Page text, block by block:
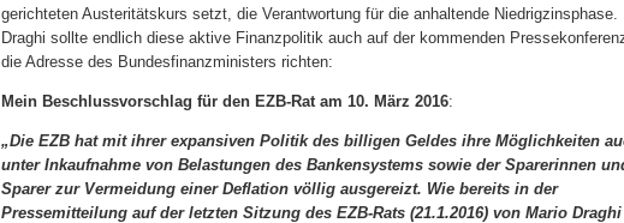
gerichteten Austeritätskurs setzt, die Verantwortung für die anhaltende Niedrigzinsphase.
Draghi sollte endlich diese aktive Finanzpolitik auch auf der kommenden
die Adresse des Bundesfinanzministers richten:
Mein Beschlussvorschlag für den EZB-Rat am 10. März 2016:
„Die EZB hat mit ihrer expansiven Politik des billigen Geldes ihre Möglichkeiten
unter Inkaufnahme von Belastungen des Bankensystems sowie der Sparerinnen
Sparer zur Vermeidung einer Deflation völlig ausgereizt. Wie bereits in der
Pressemitteilung auf der letzten Sitzung des EZB-Rats (21.1.2016) von Mario Draghi